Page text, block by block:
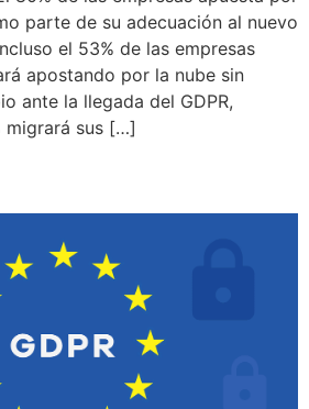
parte de su adecuación al nuevo
el 53% de las empresas
apostando por la nube sin
ante la llegada del GDPR,
migrará sus […]